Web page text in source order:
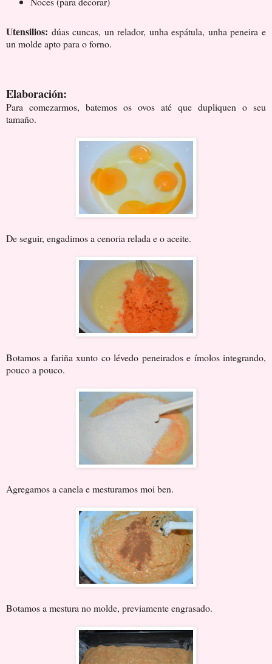
Utensilios: dúas cuncas, un relador, unha espátula, unha peneira e
un molde apto para o forno.
Elaboración:
Para comezarmos, batemos os ovos até que dupliquen o seu
tamaño.
De seguir, engadimos a cenoria relada e o aceite.
Botamos a fariña xunto co lévedo peneirados e ímolos integrando,
pouco a pouco.
Agregamos a canela e mesturamos moi ben.
Botamos a mestura no molde, previamente engrasado.